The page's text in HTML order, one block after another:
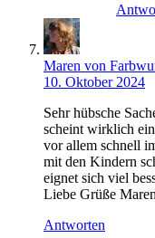
Maren von
10. Oktober 2024
Sehr hübsche
scheint wirklich
vor allem schnell
mit den Kindern
eignet sich viel
Liebe Grüße
Antworten